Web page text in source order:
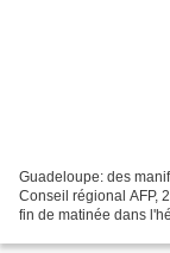
Guadeloupe: des
Conseil régional AFP,
fin de matinée dans